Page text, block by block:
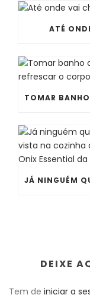
ATÉ
DEIXE
Tem de iniciar a